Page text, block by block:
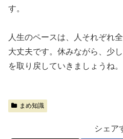
す。
人生のペースは、人それぞれ
大丈夫です。休みながら、少
を取り戻していきましょうね。
まめ知識
シェア